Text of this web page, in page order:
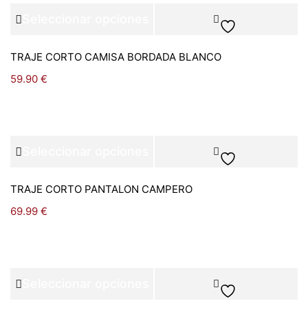
TRAJE CORTO CAMISA BORDADA BLANCO
59.90 €
TRAJE CORTO PANTALON CAMPERO
69.99 €